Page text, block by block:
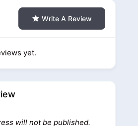
Write A Review
yet.
will not be published.